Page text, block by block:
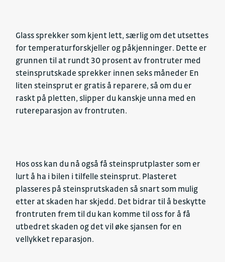
Glass sprekker som kjent lett, særlig om det utsettes
for temperaturforskjeller og påkjenninger. Dette er
grunnen til at rundt 30 prosent av frontruter med
steinsprutskade sprekker innen seks måneder En
liten steinsprut er gratis å reparere, så om du er
raskt på pletten, slipper du kanskje unna med en
rutereparasjon av frontruten.
Hos oss kan du nå også få steinsprutplaster som er
lurt å ha i bilen i tilfelle steinsprut. Plasteret
plasseres på steinsprutskaden så snart som mulig
etter at skaden har skjedd. Det bidrar til å beskytte
frontruten frem til du kan komme til oss for å få
utbedret skaden og det vil øke sjansen for en
vellykket reparasjon.